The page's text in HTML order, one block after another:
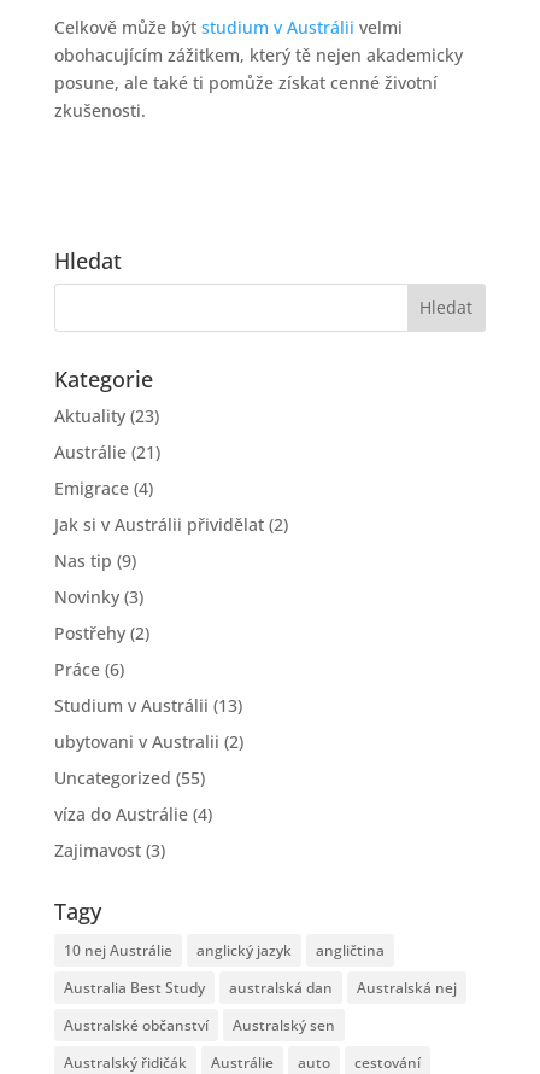
Celkově může býtstudium v Austrálii velmi
obohacujícím zážitkem, který tě nejen akademicky
posune, ale také ti pomůže získat cenné životní
zkušenosti.
Hledat
Kategorie
Aktuality(23)
Austrálie(21)
Emigrace(4)
Jak si v Austrálii přividělat(2)
Nas tip (9)
Novinky(3)
Postřehy(2)
Práce(6)
Studium v Austrálii (13)
ubytovani v Australii (2)
Uncategorized (55)
víza do Austrálie(4)
Zajimavost(3)
Tagy
10 nej Austrálie anglický jazyk
angličtina
Australia Best Study
australská dan
Australská nej
Australské občanství
Australský sen
Australský řidičák
Austrálie auto
cestování